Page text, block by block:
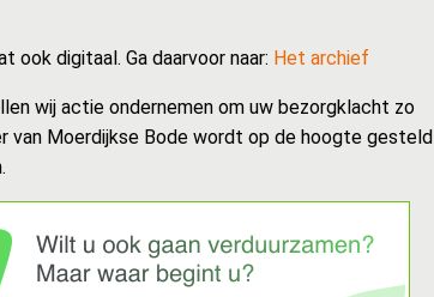
ook digitaal. Ga daarvoor naar: Het archief
wij actie ondernemen om uw bezorgklacht zo
van Moerdijkse Bode wordt op de hoogte gesteld